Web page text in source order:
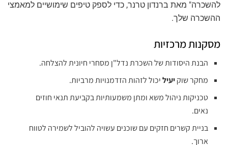
להשכרה" מאת ברנדון טרנר, כדי לספק טיפים שימושיים למאמצי
ההשכרה שלך.
מסקנות מרכזיות
הבנת היסודות של השכרת נדל"ן מסחרי חיונית להצלחה.
מחקר שוקיעיליכול לזהות הזדמנויות מרביות.
טכניקות ניהול משא ומתן משמעותיות בקביעת תנאי חוזים
נאים.
בניית קשרים חזקים עם שוכנים עשויה להוביל לשמירה לטווח
ארוך.